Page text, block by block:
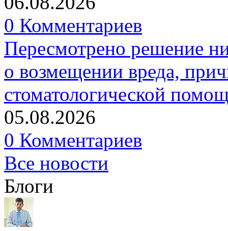
0 Комментариев
Пересмотрено решение
о возмещении вреда,
стоматологической
05.08.2026
0 Комментариев
Все новости
Блоги